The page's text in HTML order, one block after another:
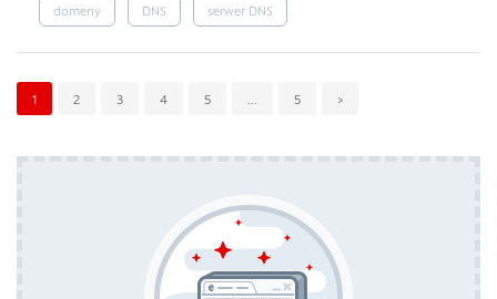
domeny DNS serwer DNS
1 2 3 4 5 5 >